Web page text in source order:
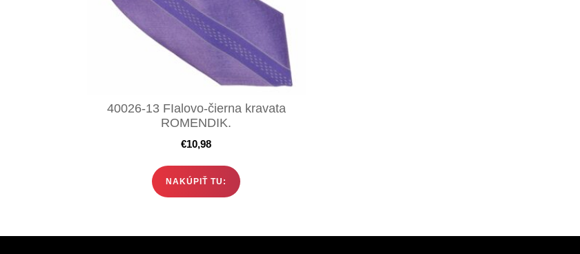
40026-13 FIalovo-čierna kravata
ROMENDIK.
€10,98
NAKÚPIŤ TU: